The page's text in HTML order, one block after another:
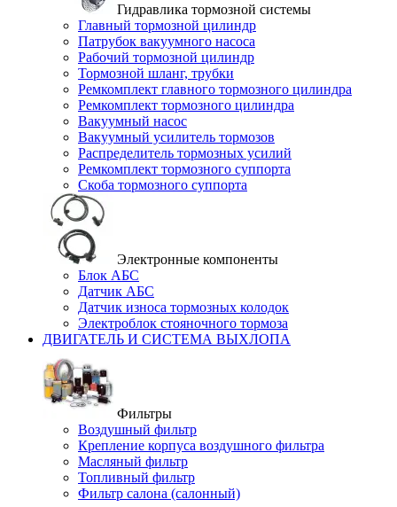
Гидравлика тормозной системы
Главный тормозной цилиндр
Патрубок вакуумного насоса
Рабочий тормозной цилиндр
Тормозной шланг, трубки
Ремкомплект главного тормозного цилиндра
Ремкомплект тормозного цилиндра
Вакуумный насос
Вакуумный усилитель тормозов
Распределитель тормозных усилий
Ремкомплект тормозного суппорта
Скоба тормозного суппорта
Электронные компоненты
Блок АБС
Датчик АБС
Датчик износа тормозных колодок
Электроблок стояночного тормоза
ДВИГАТЕЛЬ И СИСТЕМА ВЫХЛОПА
Фильтры
Воздушный фильтр
Крепление корпуса воздушного фильтра
Масляный фильтр
Топливный фильтр
Фильтр салона (салонный)